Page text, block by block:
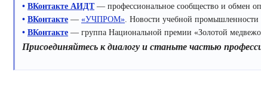
• ВКонтакте АИДТ— профессиональное сообщество и обмен
• ВКонтакте — «УЧПРОМ». Новости учебной промышленности
• ВКонтакте — группа Национальной премии «Золотой
Присоединяйтесь к диалогу и станьте частью